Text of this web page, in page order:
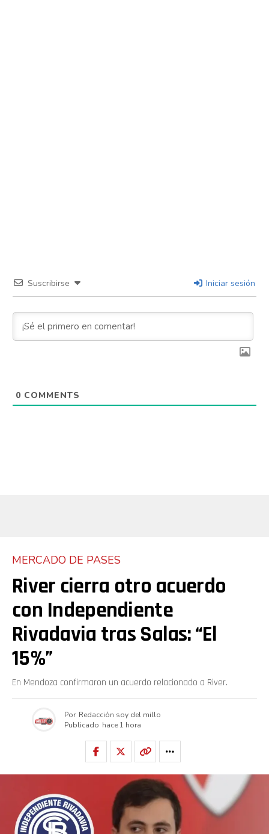
Suscribirse Iniciar sesión
0 COMMENTS
MERCADO DE PASES
River cierra otro acuerdo
con Independiente
Rivadavia tras Salas: “El
15%”
En Mendoza confirmaron un acuerdo relacionado a River.
Por Redacción soy del millo
Publicado hace 1 hora